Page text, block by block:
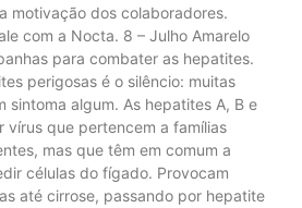
motivação dos colaboradores.
com a Nocta. 8 – Julho Amarelo
para combater as hepatites.
perigosas é o silêncio: muitas
sintoma algum. As hepatites A, B e
vírus que pertencem a famílias
mas que têm em comum a
células do fígado. Provocam
até cirrose, passando por hepatite